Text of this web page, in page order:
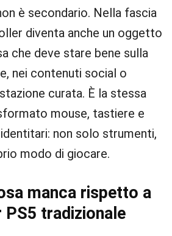
è secondario. Nella fascia
diventa anche un oggetto
che deve stare bene sulla
nei contenuti social o
curata. È la stessa
mouse, tastiere e
non solo strumenti,
modo di giocare.
manca rispetto a
tradizionale